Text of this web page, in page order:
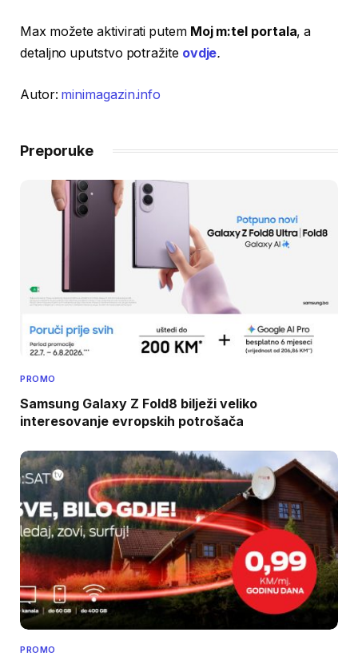
Max možete aktivirati putem Moj m:tel portala, a
detaljno uputstvo potražite ovdje.
Autor: minimagazin.info
Preporuke
PROMO
Samsung Galaxy Z Fold8 bilježi veliko
interesovanje evropskih potrošača
PROMO